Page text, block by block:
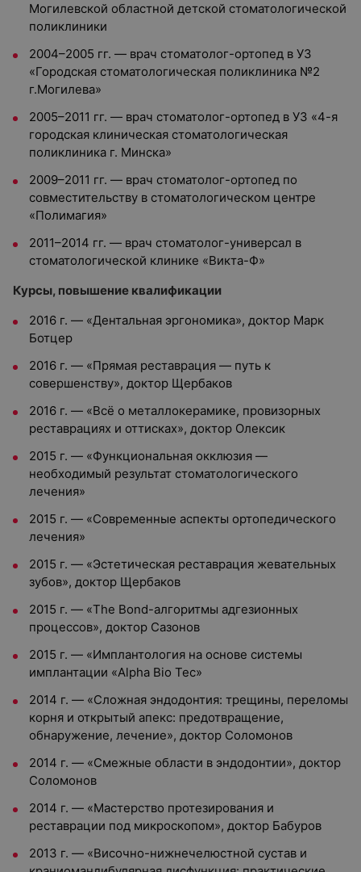
Могилевской областной детской стоматологической
поликлиники
2004–2005 гг. — врач стоматолог-ортопед в УЗ
«Городская стоматологическая поликлиника №2
г.Могилева»
2005–2011 гг. — врач стоматолог-ортопед в УЗ «4-я
городская клиническая стоматологическая
поликлиника г. Минска»
2009–2011 гг. — врач стоматолог-ортопед по
совместительству в стоматологическом центре
«Полимагия»
2011–2014 гг. — врач стоматолог-универсал в
стоматологической клинике «Викта-Ф»
Курсы, повышение квалификации
2016 г. — «Дентальная эргономика», доктор Марк
Ботцер
2016 г. — «Прямая реставрация — путь к
совершенству», доктор Щербаков
2016 г. — «Всё о металлокерамике, провизорных
реставрациях и оттисках», доктор Олексик
2015 г. — «Функциональная окклюзия —
необходимый результат стоматологического
лечения»
2015 г. — «Современные аспекты ортопедического
лечения»
2015 г. — «Эстетическая реставрация жевательных
зубов», доктор Щербаков
2015 г. — «The Bond-алгоритмы адгезионных
процессов», доктор Сазонов
2015 г. — «Имплантология на основе системы
имплантации «Alpha Bio Tec»
2014 г. — «Сложная эндодонтия: трещины, переломы
корня и открытый апекс: предотвращение,
обнаружение, лечение», доктор Соломонов
2014 г. — «Смежные области в эндодонтии», доктор
Соломонов
2014 г. — «Мастерство протезирования и
реставрации под микроскопом», доктор Бабуров
2013 г. — «Височно-нижнечелюстной сустав и